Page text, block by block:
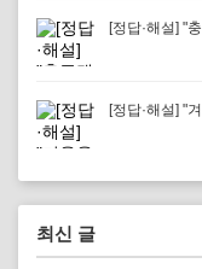
[정답·해설] "
[정답·해설] "
최신 글